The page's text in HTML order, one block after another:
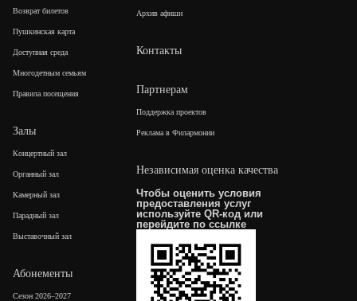
Возврат билетов
Пушкинская карта
Доступная среда
Многодетным семьям
Правила посещения
Залы
Концертный зал
Органный зал
Камерный зал
Парадный зал
Выставочный зал
Абонементы
Сезон 2026–2027
Архив афиши
Контакты
Партнерам
Поддержка проектов
Реклама в Филармонии
Независимая оценка качества
Чтобы оценить условия
предоставления услуг
используйте QR-код или
перейдите по ссылке